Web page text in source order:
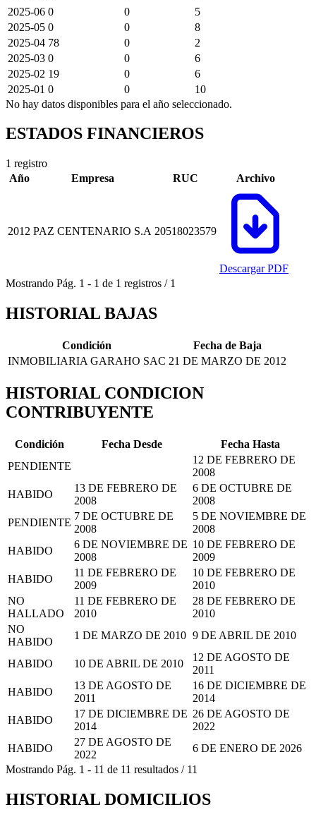
2025-06 0 0
5
2025-05 0 0
8
2025-04 78 0
2
2025-03 0 0
6
2025-02 19 0
6
2025-01 0 0
10
No hay datos disponibles para el año seleccionado.
ESTADOS FINANCIEROS
1 registro
Año
Empresa RUC Archivo
2012 PAZ CENTENARIO S.A 20518023579
Descargar PDF
Mostrando Pág. 1 - 1 de 1 registros / 1
HISTORIAL BAJAS
Condición
Fecha de Baja
INMOBILIARIA GARAHO SAC 21 DE MARZO DE 2012
HISTORIAL CONDICION
CONTRIBUYENTE
Condición Fecha Desde
Fecha Hasta
PENDIENTE
12 DE FEBRERO DE
2008
HABIDO
13 DE FEBRERO DE
2008
6 DE OCTUBRE DE
2008
PENDIENTE
7 DE OCTUBRE DE
2008
5 DE NOVIEMBRE DE
2008
HABIDO
6 DE NOVIEMBRE DE
2008
10 DE FEBRERO DE
2009
HABIDO
11 DE FEBRERO DE
2009
10 DE FEBRERO DE
2010
NO
HALLADO
11 DE FEBRERO DE
2010
28 DE FEBRERO DE
2010
NO
HABIDO
1 DE MARZO DE 2010 9 DE ABRIL DE 2010
HABIDO 10 DE ABRIL DE 2010
12 DE AGOSTO DE
2011
HABIDO
13 DE AGOSTO DE
2011
16 DE DICIEMBRE DE
2014
HABIDO
17 DE DICIEMBRE DE
2014
26 DE AGOSTO DE
2022
HABIDO
27 DE AGOSTO DE
2022
6 DE ENERO DE 2026
Mostrando Pág. 1 - 11 de 11 resultados / 11
HISTORIAL DOMICILIOS